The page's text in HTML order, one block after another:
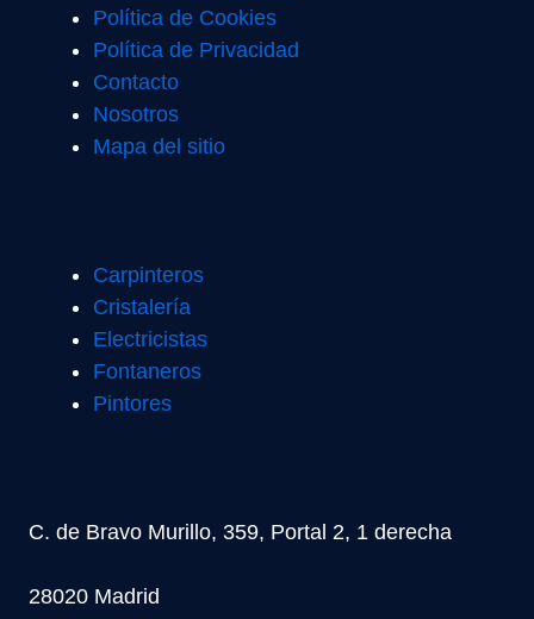
Política de Cookies
Política de Privacidad
Contacto
Nosotros
Mapa del sitio
Carpinteros
Cristalería
Electricistas
Fontaneros
Pintores
C. de Bravo Murillo, 359, Portal 2, 1 derecha
28020 Madrid